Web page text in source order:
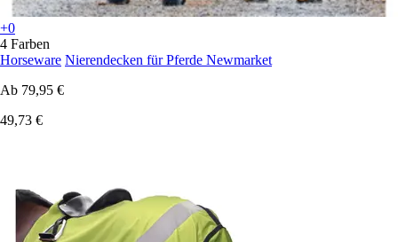
+0
4 Farben
Horseware Nierendecken für Pferde Newmarket
Ab 79,95 €
49,73 €